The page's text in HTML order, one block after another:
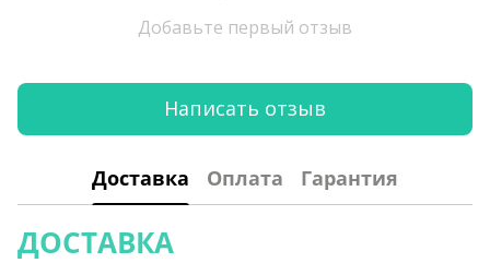
Добавьте первый отзыв
Написать отзыв
Доставка Оплата Гарантия
ДОСТАВКА